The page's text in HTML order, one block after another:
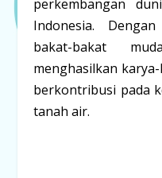
perkembangan
Indonesia.
bakat-bakat
menghasilkan
berkontribusi pada
tanah air.